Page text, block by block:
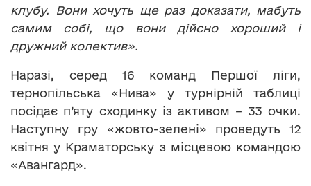
клубу. Вони хочуть ще раз доказати, мабуть
самим собі, що вони дійсно хороший і
дружний колектив».
Наразі, серед 16 команд Першої ліги,
тернопільська «Нива» у турнірній таблиці
посідає п’яту сходинку із активом – 33 очки.
Наступну гру «жовто-зелені» проведуть 12
квітня у Краматорську з місцевою командою
«Авангард».